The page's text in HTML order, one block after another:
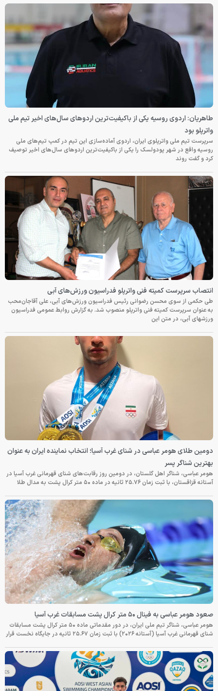
طاهریان: اردوی روسیه یکی از باکیفیت‌ترین اردوهای سال‌های اخیر تیم ملی
واترپلو بود
سرپرست تیم ملی واترپلوی ایران، اردوی آماده‌سازی این تیم در کمپ تیم‌های ملی
روسیه واقع در شهر پودولسک را یکی از باکیفیت‌ترین اردوهای سال‌های اخیر توصیف
کرد و گفت روند
انتصاب سرپرست کمیته فنی واترپلو فدراسیون ورزش‌های آبی
طی حکمی از سوی محسن رضوانی رئیس فدراسیون ورزش‌های آبی، علی آقاجان‌محب
به عنوان سرپرست کمیته فنی واترپلو منصوب شد. به گزارش روابط عمومی فدراسیون
ورزشهای آبی، در متن این
دومین طلای هومر عباسی در شنای غرب آسیا؛ انتخاب نماینده ایران به عنوان
بهترین شناگر پسر
هومر عباسی، شناگر اهل گلستان، در دومین روز رقابت‌های شنای قهرمانی غرب آسیا در
آستانه قزاقستان، با ثبت زمان ۲۵.۷۶ ثانیه در ماده ۵۰ متر کرال پشت به مدال طلا
صعود هومر عباسی به فینال ۵۰ متر کرال پشت مسابقات غرب آسیا
هومر عباسی، شناگر تیم ملی ایران، در دور مقدماتی ماده ۵۰ متر کرال پشت مسابقات
شنای قهرمانی غرب آسیا (آستانه ۲۰۲۶) با ثبت زمان ۲۵.۶۷ ثانیه در جایگاه نخست قرار